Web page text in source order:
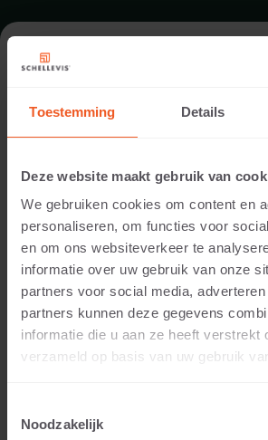
Toestemming Details
Deze website maakt gebruik van
We gebruiken cookies om content en
personaliseren, om functies voor
en om ons websiteverkeer te
informatie over uw gebruik van onze
partners voor social media,
partners kunnen deze gegevens
informatie die u aan ze heeft verstrekt
verzameld op basis van uw gebruik
Noodzakelijk
FORMAT - SLAB
RANGE SLABS
50 MM THICKNESS